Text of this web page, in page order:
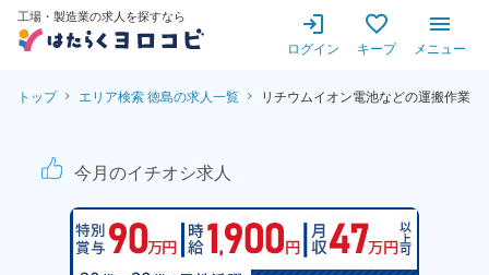
工場・製造業の求人を探すなら
ログイン キープ メニュー
トップ エリア検索 徳島の求人一覧 リチウムイオン電池などの運搬作業
【月収例30万円★寮費無料
今月のイチオシ求人